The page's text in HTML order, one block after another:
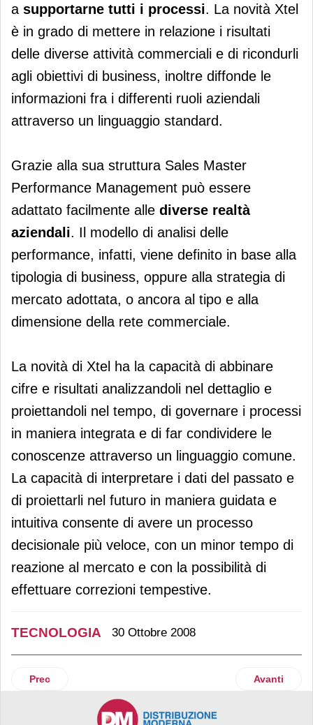
a supportarne tutti i processi. La novità Xtel
è in grado di mettere in relazione i risultati
delle diverse attività commerciali e di ricondurli
agli obiettivi di business, inoltre diffonde le
informazioni fra i differenti ruoli aziendali
attraverso un linguaggio standard.
Grazie alla sua struttura Sales Master
Performance Management può essere
adattato facilmente alle diverse realtà
aziendali. Il modello di analisi delle
performance, infatti, viene definito in base alla
tipologia di business, oppure alla strategia di
mercato adottata, o ancora al tipo e alla
dimensione della rete commerciale.
La novità di Xtel ha la capacità di abbinare
cifre e risultati analizzandoli nel dettaglio e
proiettandoli nel tempo, di governare i processi
in maniera integrata e di far condividere le
conoscenze attraverso un linguaggio comune.
La capacità di interpretare i dati del passato e
di proiettarli nel futuro in maniera guidata e
intuitiva consente di avere un processo
decisionale più veloce, con un minor tempo di
reazione al mercato e con la possibilità di
effettuare correzioni tempestive.
TECNOLOGIA 30 Ottobre 2008
Articolo precedente: Softwork presenta il primo dual
Prec Articolo
Avanti